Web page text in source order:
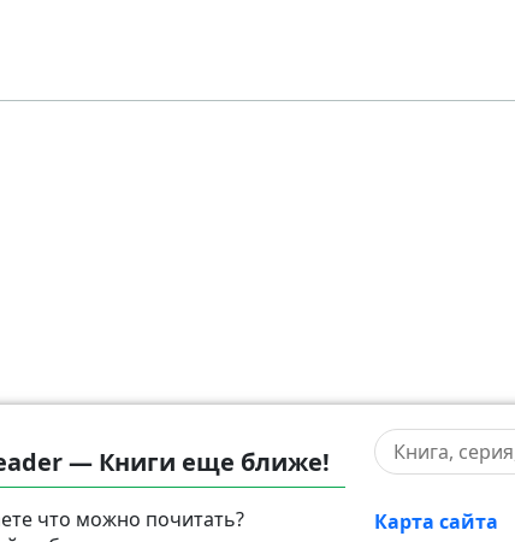
— Книги еще ближе!
что можно почитать?
Карта сайта